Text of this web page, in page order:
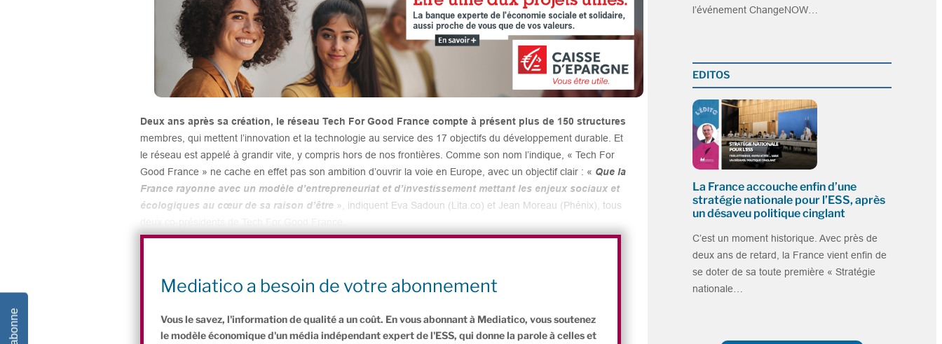
Deux ans après sa création, le réseau Tech For Good France compte à présent plus de 150 structures
membres, qui mettent l’innovation et la technologie au service des 17 objectifs du développement durable. Et
le réseau est appelé à grandir vite, y compris hors de nos frontières. Comme son nom l’indique, « Tech For
Good France » ne cache en effet pas son ambition d’ouvrir la voie en Europe, avec un objectif clair : « Que la
France rayonne avec un modèle d’entrepreneuriat et d’investissement mettant les enjeux sociaux et
écologiques au cœur de sa raison d’être », indiquent Eva Sadoun (Lita.co) et Jean Moreau (Phénix), tous
P
nt
Li
k
F
c
W
at
Bl
e
C
p
P
ta
Mediatico a besoin de votre abonnement
Vous le savez, l'information de qualité a un coût. En vous abonnant à Mediatico, vous soutenez
le modèle économique d'un média indépendant expert de l'ESS, qui donne la parole à celles et
l’événement ChangeNOW…
EDITOS
La France accouche enfin d’une
stratégie nationale pour l’ESS, après
un désaveu politique cinglant
C’est un moment historique. Avec près de
deux ans de retard, la France vient enfin de
se doter de sa toute première « Stratégie
nationale…